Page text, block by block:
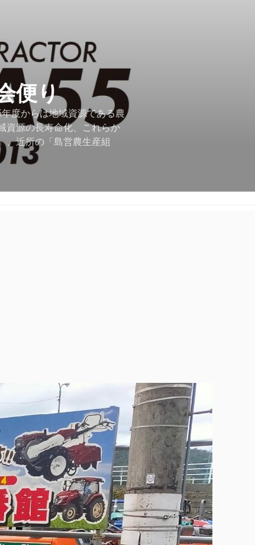
便り
度からは地域資源である農
資源の長寿命化、これらか
、近所の「島営農生産組